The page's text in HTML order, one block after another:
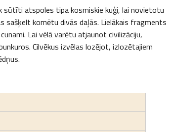
sūtīti atspoles tipa kosmiskie kuģi, lai novietotu
sašķelt komētu divās daļās. Lielākais fragments
Lai vēlā varētu atjaunot civilizāciju,
Cilvēkus izvēlas lozējot, izlozētajiem